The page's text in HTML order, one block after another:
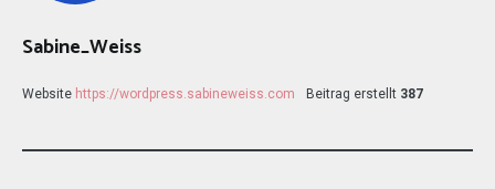
Sabine_Weiss
Website https://wordpress.sabineweiss.com Beitrag erstellt 387